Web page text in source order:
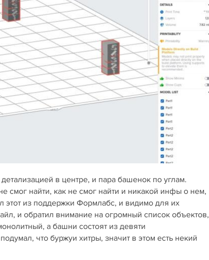
в центре, и пара башенок по углам.
смог найти, как не смог найти и никакой инфы о нем,
этот из поддержки Формлабс, и видимо для их
и обратил внимание на огромный список объектов,
а башни состоят из девяти
что буржуи хитры, значит в этом есть некий